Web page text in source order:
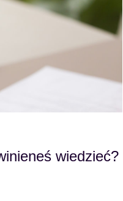
wiedzieć?